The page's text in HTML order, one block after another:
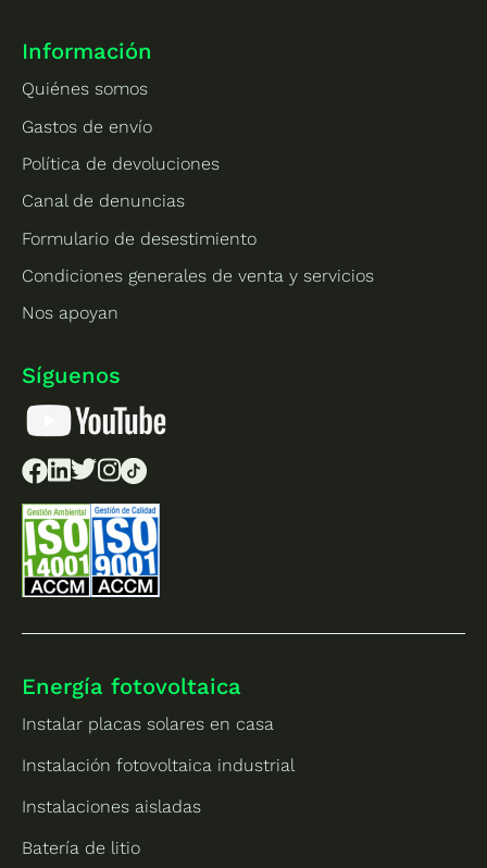
Información
Quiénes somos
Gastos de envío
Política de devoluciones
Canal de denuncias
Formulario de desestimiento
Condiciones generales de venta y servicios
Nos apoyan
Síguenos
Energía fotovoltaica
Instalar placas solares en casa
Instalación fotovoltaica industrial
Instalaciones aisladas
Batería de litio